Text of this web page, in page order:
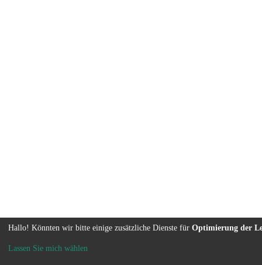
Hallo! Könnten wir bitte einige zusätzliche Dienste für Optimierung der
Lassen Sie mich wählen